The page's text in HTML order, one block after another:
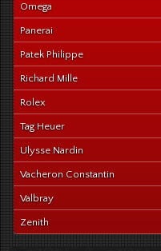
Omega
Panerai
Patek Philippe
Richard Mille
Rolex
Tag Heuer
Ulysse Nardin
Vacheron Constantin
Valbray
Zenith